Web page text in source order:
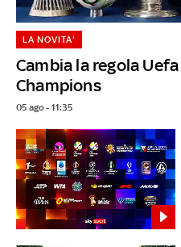
Cambia la regola
Champions
LA NOVITA'
05 ago - 11:35